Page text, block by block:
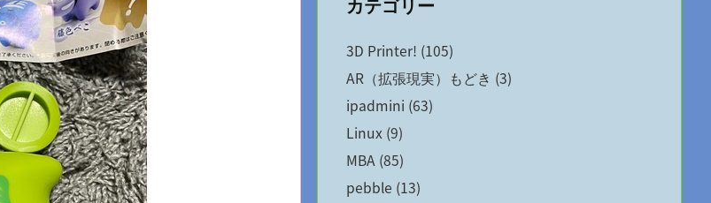
3D Printer! (105)
AR（拡張現実）もどき (3)
ipadmini (63)
Linux (9)
MBA (85)
pebble (13)